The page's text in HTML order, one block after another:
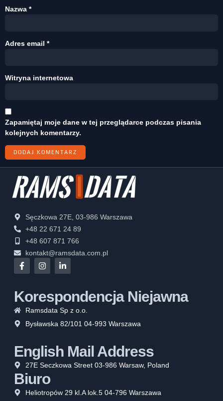
Nazwa *
Adres email *
Witryna internetowa
Zapamiętaj moje dane w tej przeglądarce podczas pisania
kolejnych komentarzy.
Sęczkowa 27E, 03-986 Warszawa
+48 22 671 24 89
+48 607 871 766
kontakt@ramsdata.com.pl
Korespondencja Niejawna
Ramsdata Sp z o.o.
Bysławska 82/101 04-993 Warszawa
English Mail Address
27E Seczkowa Street 03-986 Warsaw, Poland
Biuro
Heliotropów 29 kl.A lok.5 04-796 Warszawa